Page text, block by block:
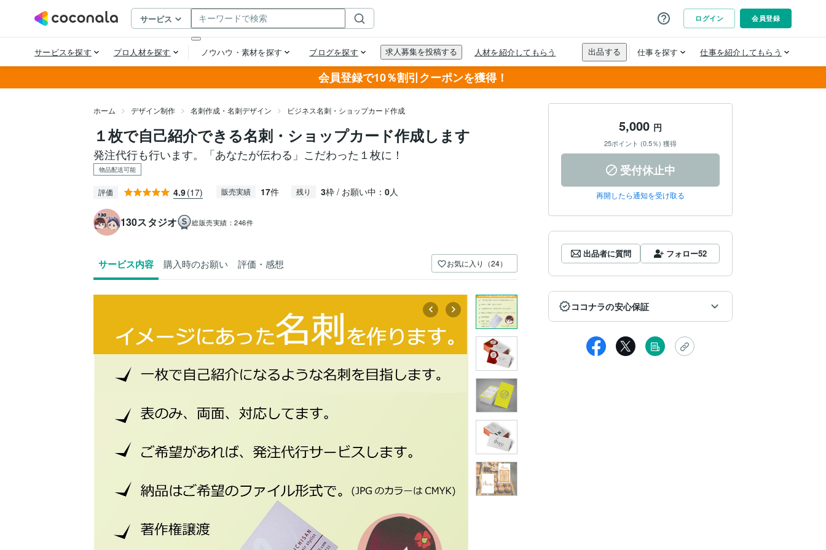
会員登録で10％割引クーポンを獲得！
ホーム デザイン制作 名刺作成・名刺デザイン ビジネス名刺・ショップカード作成
１枚で自己紹介できる名刺・ショップカード作成します
発注代行も行います。「あなたが伝わる」こだわった１枚に！
物品配送可能
評価 4.9(17) 販売実績 17件 残り 3枠 / お願い中： 0人
130スタジオ 総販売実績：246件
サービス内容 購入時のお願い 評価・感想 お気に入り（24）
5,000 円
25ポイント (0.5％) 獲得
受付休止中
再開したら通知を受け取る
出品者に質問 フォロー52
ココナラの安心保証